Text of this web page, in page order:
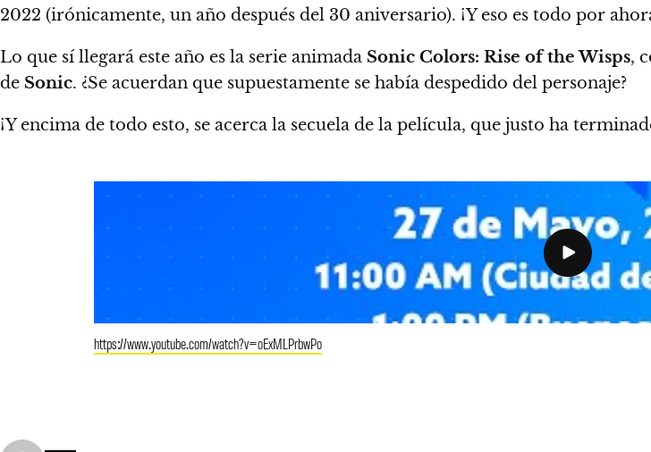
2022 (irónicamente, un año después del 30 aniversario). ¡Y eso es todo por
Lo que sí llegará este año es la serie animada Sonic Colors: Rise of the Wisps,
de Sonic. ¿Se acuerdan que supuestamente se había despedido del personaje?
¡Y encima de todo esto, se acerca la secuela de la película, que justo ha
https://www.youtube.com/watch?v=oExMLPrbwPo